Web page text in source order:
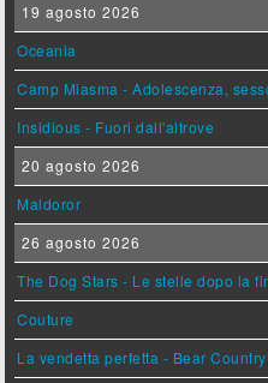
19 agosto 2026
Oceania
Camp Miasma - Adolescenza,
Insidious - Fuori dall'altrove
20 agosto 2026
Maldoror
26 agosto 2026
The Dog Stars - Le stelle dopo la
Couture
La vendetta perfetta - Bear Country